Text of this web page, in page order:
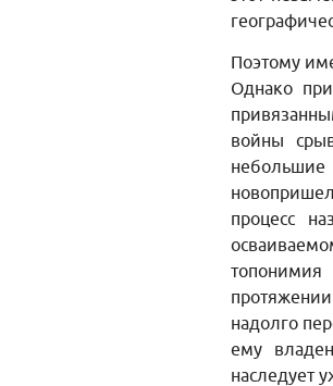
Поэтому
Однако
войны
процесс
топонимия
надолго
ему
наследует